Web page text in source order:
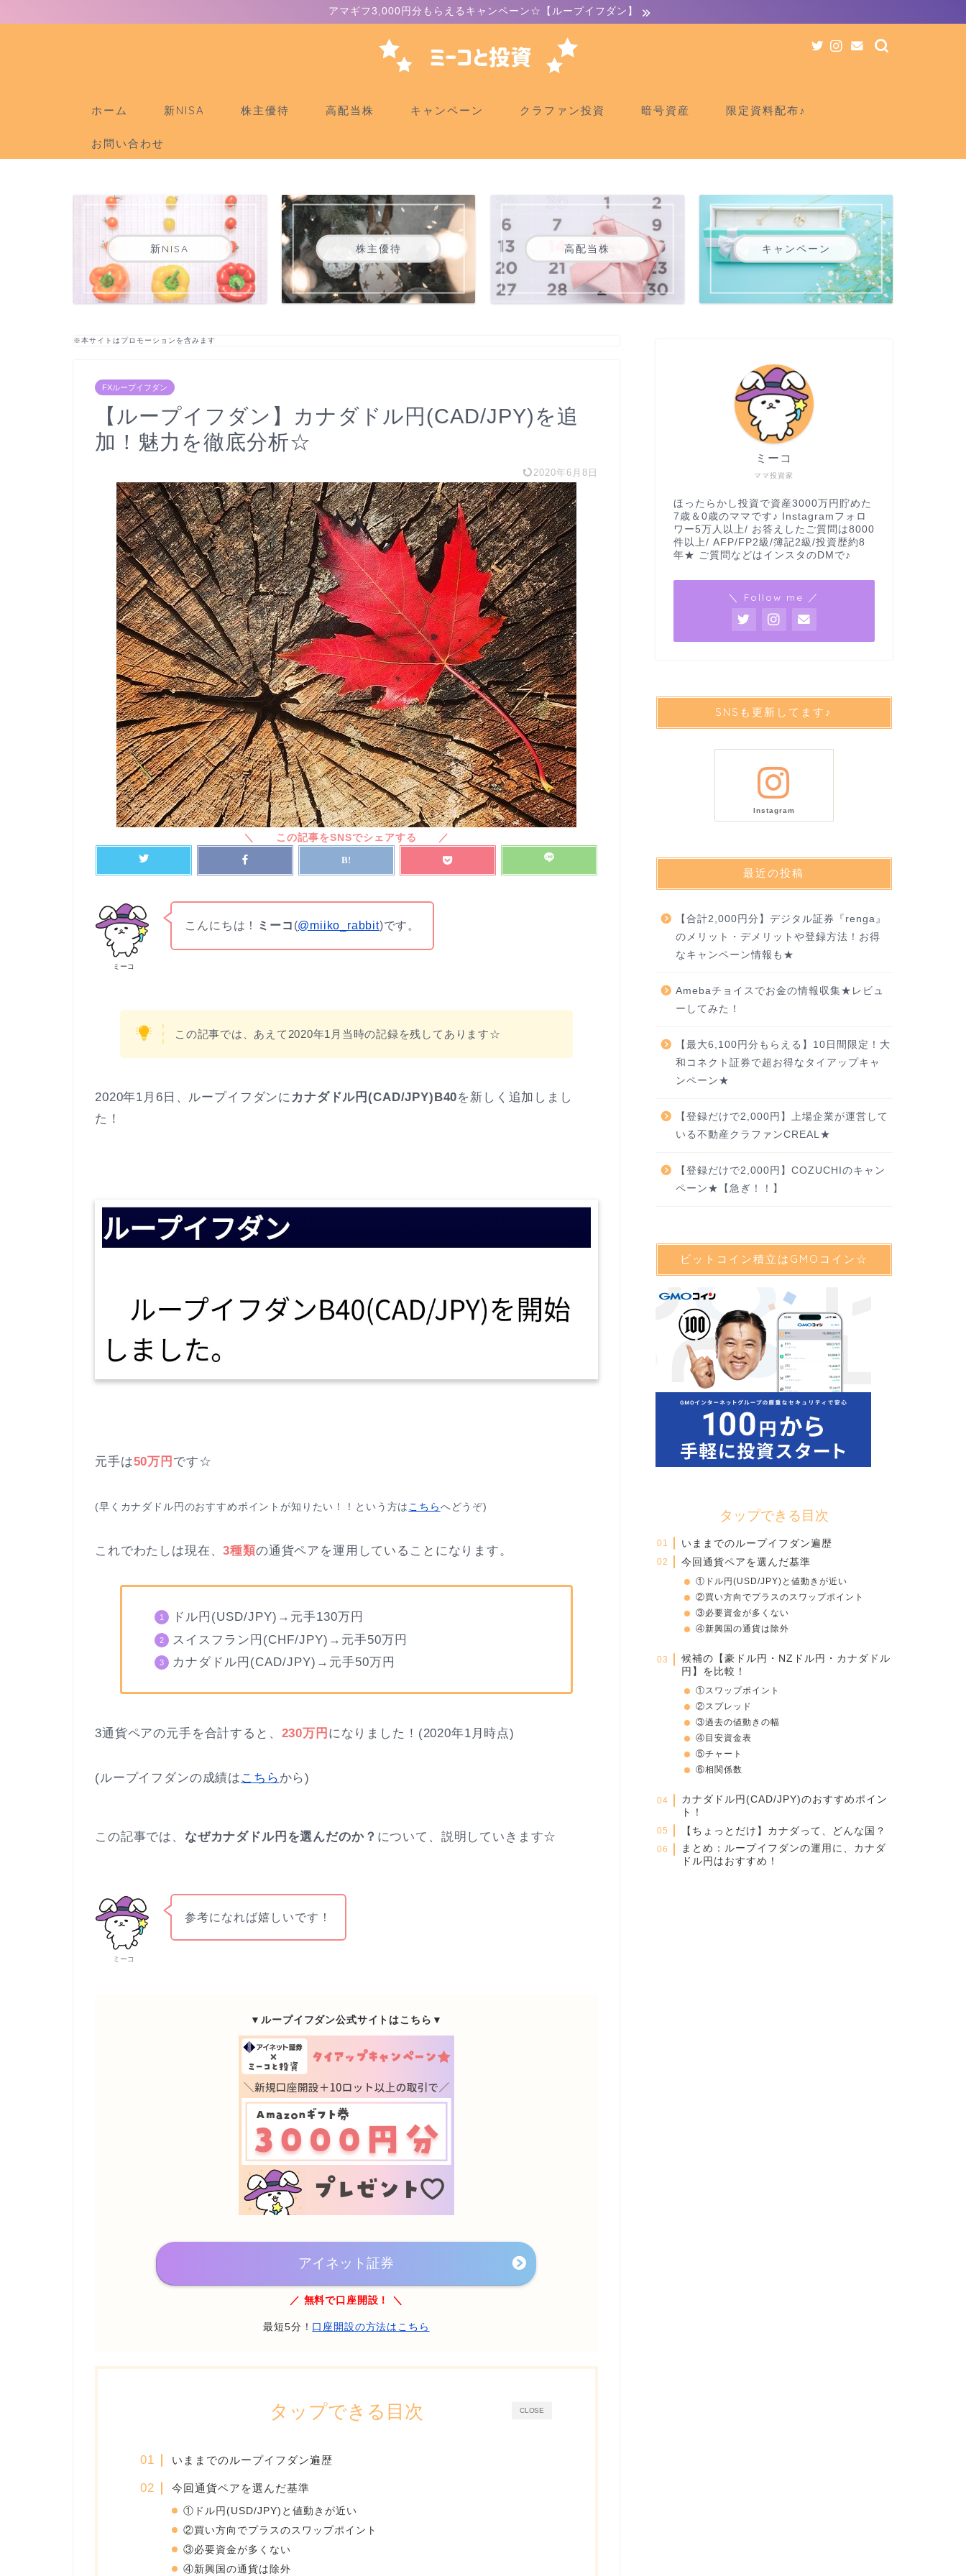
アマギフ3,000円分もらえるキャンペーン☆【ループイフダン】
ホーム 新NISA 株主優待 高配当株 キャンペーン クラファン投資 暗号資産 限定資料配布♪
お問い合わせ
新NISA 株主優待 高配当株 キャンペーン
※本サイトはプロモーションを含みます
FXループイフダン
【ループイフダン】カナダドル円(CAD/JPY)を追
加！魅力を徹底分析☆
2020年6月8日
ミーコ
こんにちは！ ミーコ (@miiko_rabbit)です。
この記事では、あえて2020年1月当時の記録を残してあります☆
2020年1月6日、ループイフダンに カナダドル円(CAD/JPY)B40を新しく追加しまし
た！
元手は50万円 です☆
(早くカナダドル円のおすすめポイントが知りたい！！という方はこちらへどうぞ)
これでわたしは現在、3種類の通貨ペアを運用していることになります。
ドル円(USD/JPY)→元手130万円
スイスフラン円(CHF/JPY)→元手50万円
カナダドル円(CAD/JPY)→元手50万円
3通貨ペアの元手を合計すると、 230万円 になりました！(2020年1月時点)
(ループイフダンの成績は こちら から)
この記事では、 なぜカナダドル円を選んだのか？ について、説明していきます☆
ミーコ
参考になれば嬉しいです！
▼ループイフダン公式サイトはこちら▼
アイネット証券
／ 無料で口座開設！ ＼
最短5分！ 口座開設の方法はこちら
CLOSE
タップできる目次
いままでのループイフダン遍歴
今回通貨ペアを選んだ基準
①ドル円(USD/JPY)と値動きが近い
②買い方向でプラスのスワップポイント
③必要資金が多くない
④新興国の通貨は除外
ママ投資家
ミーコ
ほったらかし投資で資産3000万円貯めた
7歳＆0歳のママです♪ Instagramフォロ
ワー5万人以上/ お答えしたご質問は8000
件以上/ AFP/FP2級/簿記2級/投資歴約8
年★ ご質問などはインスタのDMで♪
＼ Follow me ／
SNSも更新してます♪
Instagram
最近の投稿
【合計2,000円分】デジタル証券『renga』
のメリット・デメリットや登録方法！お得
なキャンペーン情報も★
Amebaチョイスでお金の情報収集★レビュ
ーしてみた！
【最大6,100円分もらえる】10日間限定！大
和コネクト証券で超お得なタイアップキャ
ンペーン★
【登録だけで2,000円】上場企業が運営して
いる不動産クラファンCREAL★
【登録だけで2,000円】COZUCHIのキャン
ペーン★【急ぎ！！】
ビットコイン積立はGMOコイン☆
タップできる目次
いままでのループイフダン遍歴
今回通貨ペアを選んだ基準
①ドル円(USD/JPY)と値動きが近い
②買い方向でプラスのスワップポイント
③必要資金が多くない
④新興国の通貨は除外
候補の【豪ドル円・NZドル円・カナダドル
円】を比較！
①スワップポイント
②スプレッド
③過去の値動きの幅
④目安資金表
⑤チャート
⑥相関係数
カナダドル円(CAD/JPY)のおすすめポイン
ト！
【ちょっとだけ】カナダって、どんな国？
まとめ：ループイフダンの運用に、カナダ
ドル円はおすすめ！